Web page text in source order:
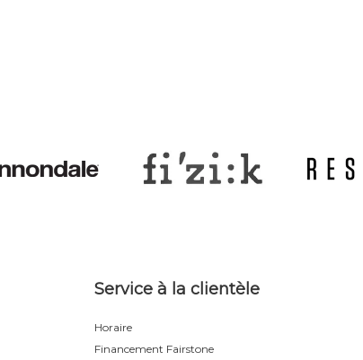
Service à la clientèle
Horaire
Financement Fairstone